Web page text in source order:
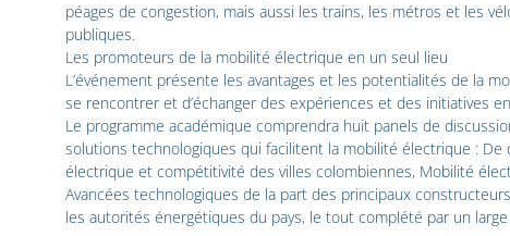
péages de congestion, mais aussi les trains, les métros et les
publiques.
Les promoteurs de la mobilité électrique en un seul lieu
L’événement présente les avantages et les potentialités de la
se rencontrer et d’échanger des expériences et des initiatives
Le programme académique comprendra huit panels de
solutions technologiques qui facilitent la mobilité électrique :
électrique et compétitivité des villes colombiennes, Mobilité
Avancées technologiques de la part des principaux
les autorités énergétiques du pays, le tout complété par un